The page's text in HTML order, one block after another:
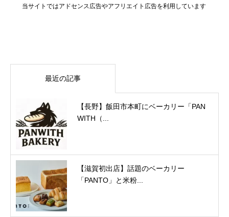
当サイトではアドセンス広告やアフリエイト広告を利用しています
最近の記事
【長野】飯田市本町にベーカリー「PAN
WITH（...
【滋賀初出店】話題のベーカリー
「PANTO」と米粉...